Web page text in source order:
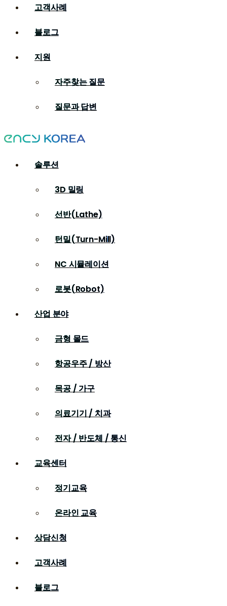
고객사례
블로그
지원
자주찾는 질문
질문과 답변
솔루션
3D 밀링
선반(Lathe)
턴밀(Turn-Mill)
NC 시뮬레이션
로봇(Robot)
산업 분야
금형 몰드
항공우주 / 방산
목공 / 가구
의료기기 / 치과
전자 / 반도체 / 통신
교육센터
정기교육
온라인 교육
상담신청
고객사례
블로그